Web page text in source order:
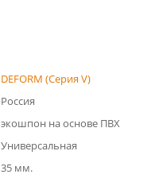
DEFORM (Серия V)
Россия
экошпон на основе ПВХ
Универсальная
35 мм.